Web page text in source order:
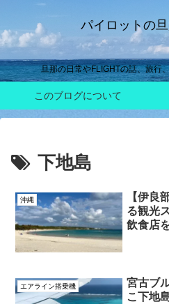
パイロットの
旦那の日常やFLIGHTの話、旅行
このブログについて
下地島
沖縄
【伊良
る観光
飲食店
エアライン搭乗機
宮古ブ
こ下地